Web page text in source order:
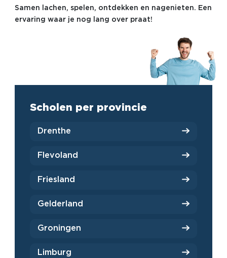
Samen lachen, spelen, ontdekken en nagenieten. Een
ervaring waar je nog lang over praat!
Scholen per provincie
Drenthe
Flevoland
Friesland
Gelderland
Groningen
Limburg